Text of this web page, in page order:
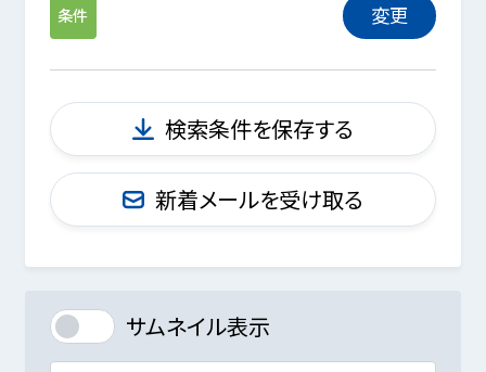
条件 変更
検索条件を保存する
新着メールを受け取る
サムネイル表示